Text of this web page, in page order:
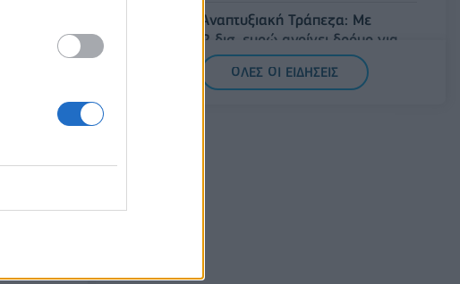
Ελληνική Αναπτυξιακή Τράπεζα: Με
«προίκα» 2 δισ. ευρώ ανοίγει δρόμο για
δάνεια έως 5 δισ. σε μικρομεσαίες
08/08/2026 - 11:22
ΟΛΕΣ ΟΙ ΕΙΔΗΣΕΙΣ